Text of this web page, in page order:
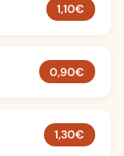
1,10€
0,90€
1,30€